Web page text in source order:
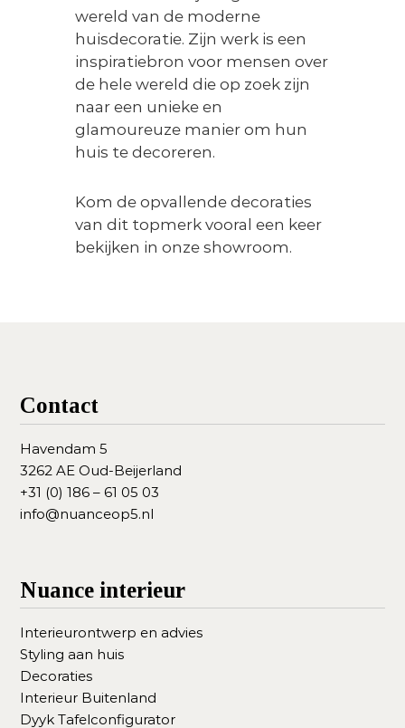
wereld van de moderne
huisdecoratie. Zijn werk is een
inspiratiebron voor mensen over
de hele wereld die op zoek zijn
naar een unieke en
glamoureuze manier om hun
huis te decoreren.
Kom de opvallende decoraties
van dit topmerk vooral een keer
bekijken in onze showroom.
Contact
Havendam 5
3262 AE Oud-Beijerland
+31 (0) 186 – 61 05 03
info@nuanceop5.nl
Nuance interieur
Interieurontwerp en advies
Styling aan huis
Decoraties
Interieur Buitenland
Dyyk Tafelconfigurator